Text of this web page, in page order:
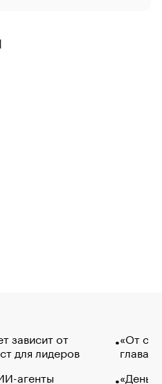
зависит от
для лидеров
агенты
«От
глава